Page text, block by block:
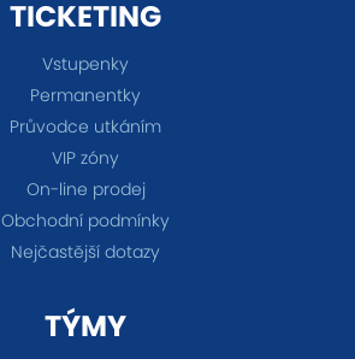
TICKETING
Vstupenky
Permanentky
Průvodce utkáním
VIP zóny
On-line prodej
Obchodní podmínky
Nejčastější dotazy
TÝMY